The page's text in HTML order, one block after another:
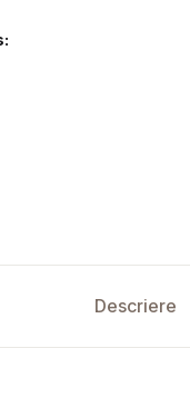
Descriere